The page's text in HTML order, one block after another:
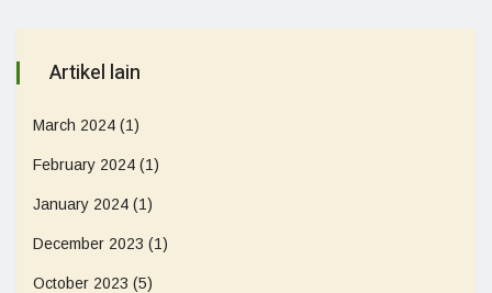
Artikel lain
March 2024 (1)
February 2024 (1)
January 2024 (1)
December 2023 (1)
October 2023 (5)